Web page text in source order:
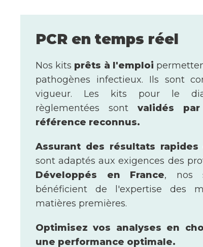
PCR en temps réel
Nos kits prêts à l'emploi
pathogènes infectieux. Ils sont
vigueur. Les kits pour le
règlementées sont validés
référence reconnus.
Assurant des résultats
sont adaptés aux exigences des
Développés en France, nos
bénéficient de l'expertise des
matières premières.
Optimisez vos analyses en
une performance optimale.